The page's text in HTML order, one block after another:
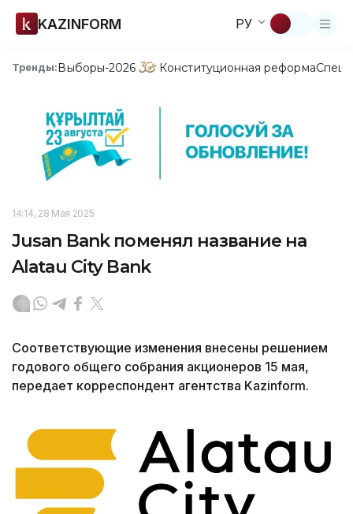
KAZINFORM РУ
Тренды:Выборы-2026 Конституционная реформа
14:14, 28 Мая 2025
Jusan Bank поменял название на
Alatau City Bank
Соответствующие изменения внесены решением
годового общего собрания акционеров 15 мая,
передает корреспондент агентства Kazinform.